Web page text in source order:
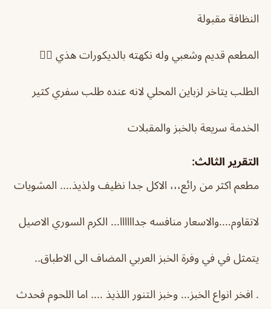
النظافة مقبولة
المطعم قديم وشعبي وله نكهته بالديكورات هذي 👌🏻
الطلب يتاخر لزباين المحلي لانه عنده طلب سفري كثير
الخدمة سريعة بالخبز والمقبلات
التقرير الثالث:
مطعم اكثر من رائع،،، الاكل جدا نظيف ولذيذ…. المشويات
لاتقاوم….والاسعار منافسه جداااااا… الكرم السوري الاصيل
يتمثل في في وفرة الخبز العربي المضاف الى الاطباق..
. افخر انواع الخبز… وخبز التنور اللذيذ …. اما اللحوم فحدث